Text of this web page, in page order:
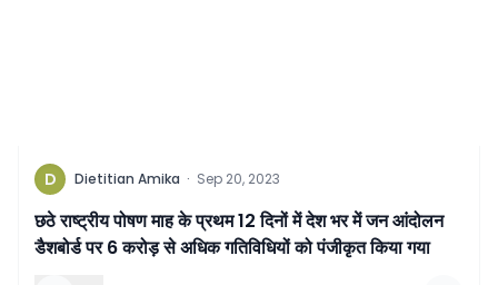
D Dietitian Amika · Sep 20, 2023
छठे राष्ट्रीय पोषण माह के प्रथम 12 दिनों में देश भर में जन आंदोलन
डैशबोर्ड पर 6 करोड़ से अधिक गतिविधियों को पंजीकृत किया गया